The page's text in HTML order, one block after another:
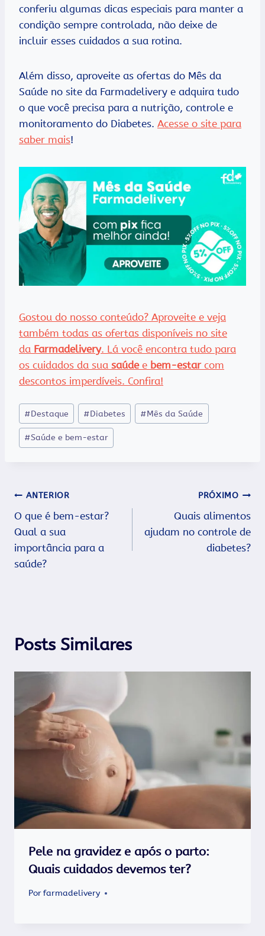
conferiu algumas dicas especiais para manter a
condição sempre controlada, não deixe de
incluir esses cuidados a sua rotina.
Além disso, aproveite as ofertas do Mês da
Saúde no site da Farmadelivery e adquira tudo
o que você precisa para a nutrição, controle e
monitoramento do Diabetes. Acesse o site para
saber mais!
Gostou do nosso conteúdo? Aproveite e veja
também todas as ofertas disponíveis no site
da Farmadelivery. Lá você encontra tudo para
os cuidados da sua saúde e bem-estarcom
descontos imperdíveis. Confira!
Tags
do
Post:
#Destaque #Diabetes #Mês da Saúde
#Saúde e bem-estar
Navegação
de
Post
ANTERIOR
O que é bem-estar?
Qual a sua
importância para a
saúde?
PRÓXIMO
Quais alimentos
ajudam no controle de
diabetes?
Posts Similares
Pele na gravidez e após o parto:
Quais cuidados devemos ter?
Porfarmadelivery